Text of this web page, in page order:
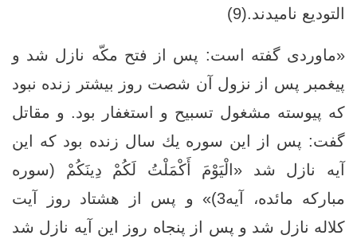
التوديع ناميدند.(9)
«ماوردى گفته است: پس از فتح مكّه نازل شد و
پيغمبر پس از نزول آن شصت روز بيشتر زنده نبود
كه پيوسته مشغول تسبيح و استغفار بود. و مقاتل
گفت: پس از اين سوره يك سال زنده بود كه اين
آيه نازل شد «الْيَوْمَ أَكْمَلْتُ لَكُمْ دِينَكُمْ (سوره
مبارکه مائده، آیه3)» و پس از هشتاد روز آيت
كلاله نازل شد و پس از پنجاه روز اين آيه نازل شد